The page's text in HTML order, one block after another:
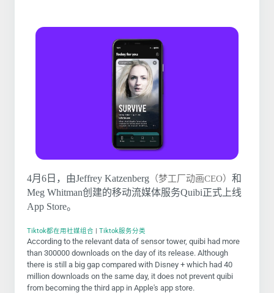
4月6日，由Jeffrey Katzenberg （梦工厂动画CEO） 和
Meg Whitman创建的移动流媒体服务Quibi正式上线
App Store。
Tiktok都在用社媒组合 | Tiktok服务分类
According to the relevant data of sensor tower, quibi had more
than 300000 downloads on the day of its release. Although
there is still a big gap compared with Disney + which had 40
million downloads on the same day, it does not prevent quibi
from becoming the third app in Apple's app store.